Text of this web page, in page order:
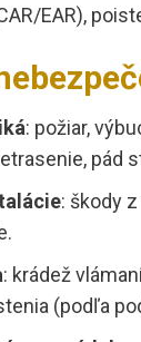
EAR),
: požiar,
pád
: škody
: krádež
(podľa